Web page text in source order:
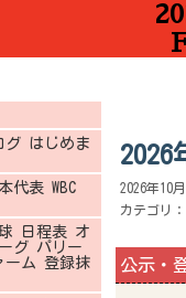
2026
2026年10
カテゴリ：
公示・
グ はじめま
代表 WBC
日程表 オ
グ パリー
ーム 登録抹